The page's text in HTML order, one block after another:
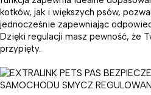
kotków, jak i większych psów,
jednocześnie zapewniając
Dzięki regulacji masz pewność, że
przypięty.